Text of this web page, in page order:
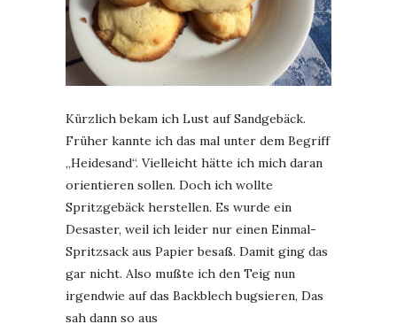
Kürzlich bekam ich Lust auf Sandgebäck.
Früher kannte ich das mal unter dem Begriff
„Heidesand“. Vielleicht hätte ich mich daran
orientieren sollen. Doch ich wollte
Spritzgebäck herstellen. Es wurde ein
Desaster, weil ich leider nur einen Einmal-
Spritzsack aus Papier besaß. Damit ging das
gar nicht. Also mußte ich den Teig nun
irgendwie auf das Backblech bugsieren, Das
sah dann so aus